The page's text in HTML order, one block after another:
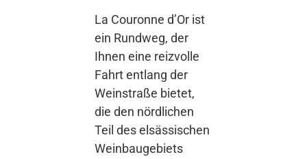
La Couronne d’Or ist
ein Rundweg, der
Ihnen eine reizvolle
Fahrt entlang der
Weinstraße bietet,
die den nördlichen
Teil des elsässischen
Weinbaugebiets